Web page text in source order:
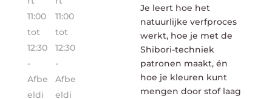
Je leert hoe het
natuurlijke verfproces
werkt, hoe je met de
Shibori-techniek
patronen maakt, én
hoe je kleuren kunt
mengen door stof laag